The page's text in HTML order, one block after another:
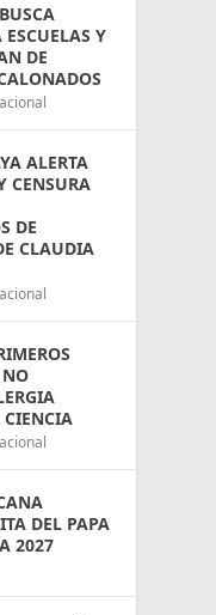
Y
DE
ALERTA
CENSURA
DE
CLAUDIA
NO
CIENCIA
DEL PAPA
2027